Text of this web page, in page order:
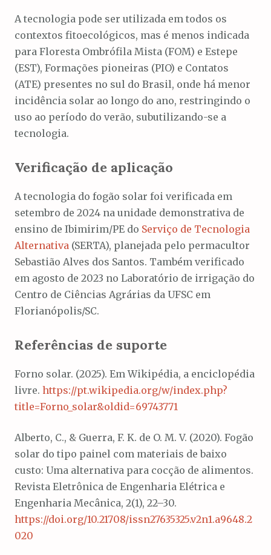
A tecnologia pode ser utilizada em todos os
contextos fitoecológicos, mas é menos indicada
para Floresta Ombrófila Mista (FOM) e Estepe
(EST), Formações pioneiras (PIO) e Contatos
(ATE) presentes no sul do Brasil, onde há menor
incidência solar ao longo do ano, restringindo o
uso ao período do verão, subutilizando-se a
tecnologia.
Verificação de aplicação
A tecnologia do fogão solar foi verificada em
setembro de 2024 na unidade demonstrativa de
ensino de Ibimirim/PE do Serviço de Tecnologia
Alternativa (SERTA), planejada pelo permacultor
Sebastião Alves dos Santos. Também verificado
em agosto de 2023 no Laboratório de irrigação do
Centro de Ciências Agrárias da UFSC em
Florianópolis/SC.
Referências de suporte
Forno solar. (2025). Em Wikipédia, a enciclopédia
livre. https://pt.wikipedia.org/w/index.php?
title=Forno_solar&oldid=69743771
Alberto, C., & Guerra, F. K. de O. M. V. (2020). Fogão
solar do tipo painel com materiais de baixo
custo: Uma alternativa para cocção de alimentos.
Revista Eletrônica de Engenharia Elétrica e
Engenharia Mecânica, 2(1), 22–30.
https://doi.org/10.21708/issn27635325.v2n1.a9648.2
020